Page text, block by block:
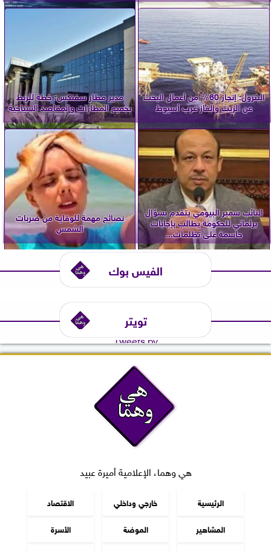
البترول: إنجاز 60% من أعمال البحث
عن الزيت والغاز غرب أسيوط
مدير مطار سفنكس: خطة للربط
بجميع المطارات والمقاصد السياحية
النائب سمير البيومي يتقدم بسؤال
برلماني للحكومة يطالب بإجابات
حاسمة على تظلمات...
نصائح مهمة للوقاية من ضربات
الشمس
الفيس بوك
تويتر
Tweets by
هي وهما، الإعلامية أميرة عبيد
الرئيسية خارجي وداخلي
الاقتصاد
المشاهير
الموضة
الأسرة